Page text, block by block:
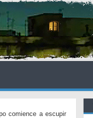
comience a escupir